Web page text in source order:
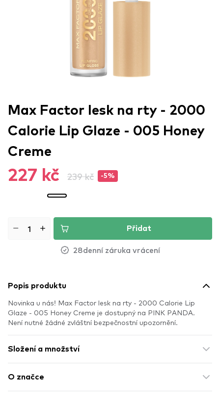
Max Factor lesk na rty - 2000
Calorie Lip Glaze - 005 Honey
Creme
227 kč 239 kč -5%
Přidat
28denní záruka vrácení
Popis produktu
Novinka u nás! Max Factor lesk na rty - 2000 Calorie Lip
Glaze - 005 Honey Creme je dostupný na PINK PANDA.
Není nutné žádné zvláštní bezpečnostní upozornění.
Složení a množství
O značce